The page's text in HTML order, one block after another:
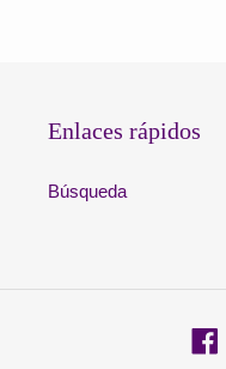
Enlaces rápidos
Búsqueda